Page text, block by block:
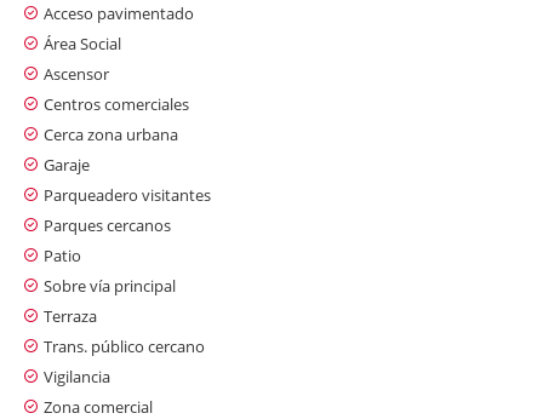
Acceso pavimentado
Área Social
Ascensor
Centros comerciales
Cerca zona urbana
Garaje
Parqueadero visitantes
Parques cercanos
Patio
Sobre vía principal
Terraza
Trans. público cercano
Vigilancia
Zona comercial